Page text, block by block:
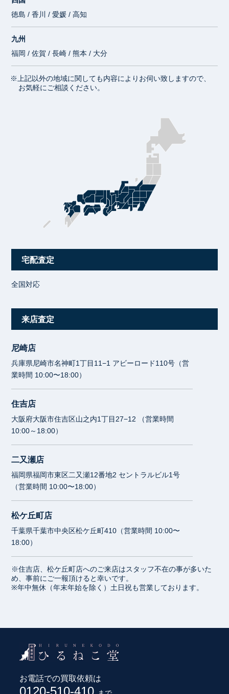
徳島 / 香川 / 愛媛 / 高知
九州
福岡 / 佐賀 / 長崎 / 熊本 / 大分
※上記以外の地域に関しても内容によりお伺い致しますので、
お気軽にご相談ください。
宅配査定
全国対応
来店査定
尼崎店
兵庫県尼崎市名神町1丁目11−1 アビーロード110号（営
業時間 10:00〜18:00）
住吉店
大阪府大阪市住吉区山之内1丁目27−12 （営業時間
10:00～18:00）
二又瀬店
福岡県福岡市東区二又瀬12番地2 セントラルビル1号
（営業時間 10:00〜18:00）
松ケ丘町店
千葉県千葉市中央区松ケ丘町410（営業時間 10:00〜
18:00）
※住吉店、松ケ丘町店へのご来店はスタッフ不在の事が多いた
め、事前にご一報頂けると幸いです。
※年中無休（年末年始を除く）土日祝も営業しております。
お電話での買取依頼は